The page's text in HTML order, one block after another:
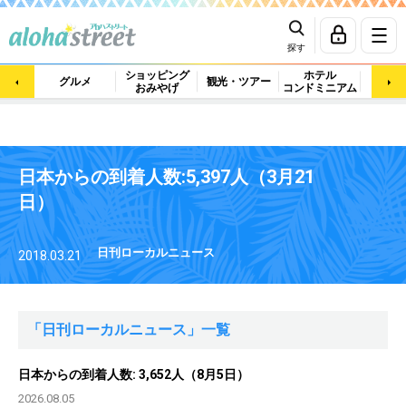
探す
グルメ
ショッピング
おみやげ
観光・ツアー
ホテル
コンドミニアム
マッ
日本からの到着人数:5,397人（3月21
日）
2018.03.21 日刊ローカルニュース
「日刊ローカルニュース」一覧
日本からの到着人数: 3,652人（8月5日）
2026.08.05